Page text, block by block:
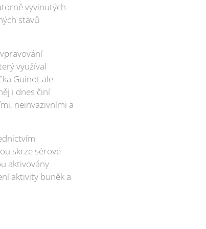
vyvinutých
stavů
využíval
Guinot ale
i dnes činí
neinvazivními a
skrze sérové
aktivovány
aktivity buněk a